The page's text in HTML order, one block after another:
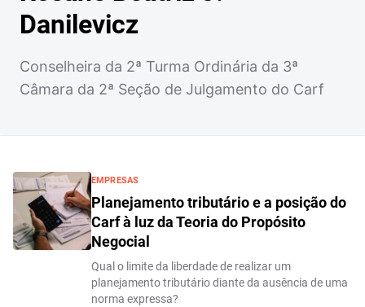
Danilevicz
Conselheira da 2ª Turma Ordinária da 3ª
Câmara da 2ª Seção de Julgamento do Carf
EMPRESAS
Planejamento tributário e a posição do
Carf à luz da Teoria do Propósito
Negocial
Qual o limite da liberdade de realizar um
planejamento tributário diante da ausência de uma
norma expressa?